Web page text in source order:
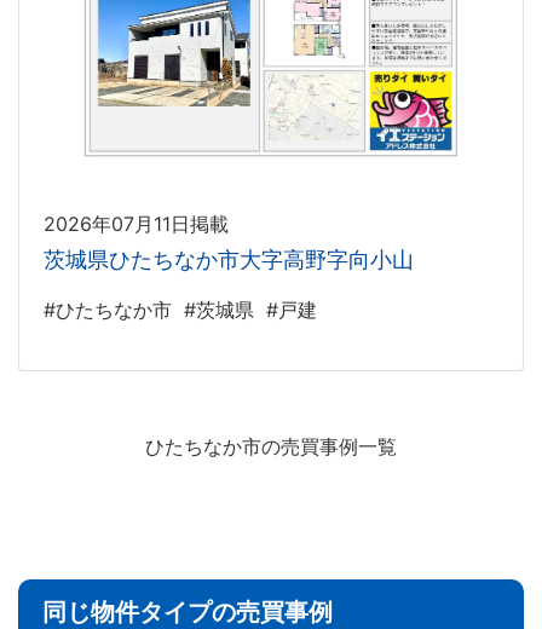
2026年07月11日掲載
茨城県ひたちなか市大字高野字向小山
#ひたちなか市 #茨城県 #戸建
ひたちなか市の売買事例一覧
同じ物件タイプの売買事例